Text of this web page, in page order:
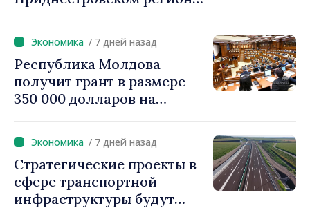
запасы
/ 7 дней назад
Республика Молдова
получит грант в размере
350 000 долларов на
«Реестр залогов
движимого имущества»
/ 7 дней назад
Стратегические проекты в
сфере транспортной
инфраструктуры будут